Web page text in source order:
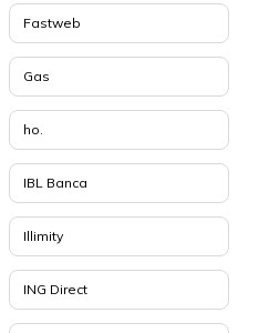
Fastweb
Gas
ho.
IBL Banca
Illimity
ING Direct